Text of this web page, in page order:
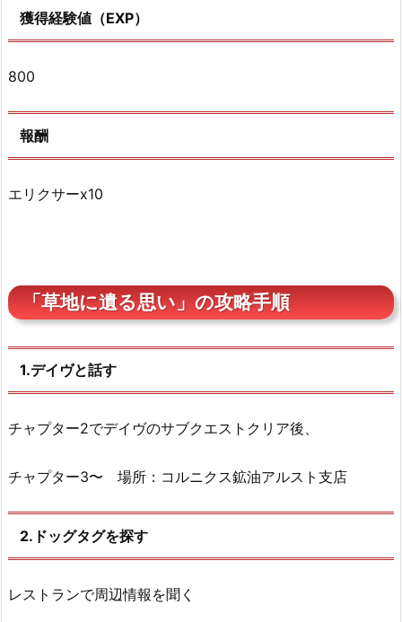
獲得経験値（EXP）
800
報酬
エリクサーx10
「草地に遺る思い」の攻略手順
1.デイヴと話す
チャプター2でデイヴのサブクエストクリア後、
チャプター3〜 場所：コルニクス鉱油アルスト支店
2.ドッグタグを探す
レストランで周辺情報を聞く